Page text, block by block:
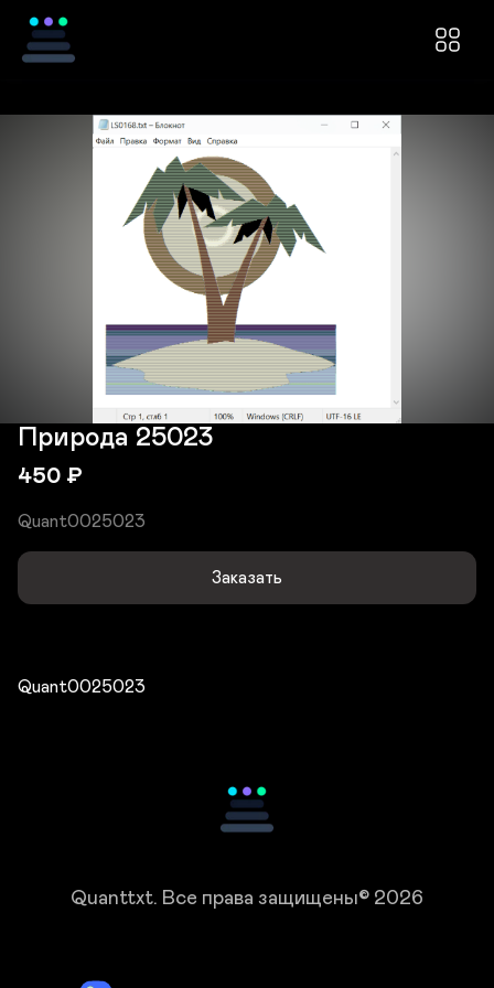
Природа 25023
450 ₽
Quant0025023
Заказать
Quant0025023
Quanttxt. Все права защищены© 2026